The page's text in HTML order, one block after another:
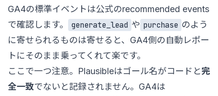
GA4の標準イベントは公式のrecommended events
で確認します。
generate_lead や purchase のよう
に寄せられるものは寄せると、GA4側の自動レポー
トにそのまま乗ってくれて楽です。
ここで一つ注意。Plausibleはゴール名がコードと完
全一致でないと記録されません。GA4は